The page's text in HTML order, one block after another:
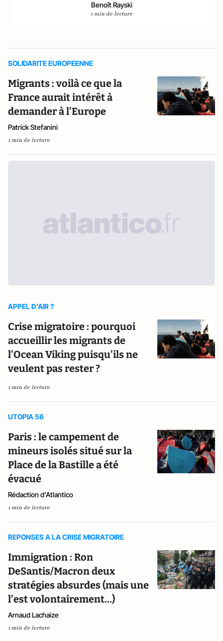
Benoît Rayski
1 min de lecture
SOLIDARITE EUROPEENNE
Migrants : voilà ce que la
France aurait intérêt à
demander à l’Europe
Patrick Stefanini
1 min de lecture
APPEL D'AIR ?
Crise migratoire : pourquoi
accueillir les migrants de
l’Ocean Viking puisqu’ils ne
veulent pas rester ?
1 min de lecture
UTOPIA 56
Paris : le campement de
mineurs isolés situé sur la
Place de la Bastille a été
évacué
Rédaction d'Atlantico
1 min de lecture
REPONSES A LA CRISE MIGRATOIRE
Immigration : Ron
DeSantis/Macron deux
stratégies absurdes (mais une
l’est volontairement…)
Arnaud Lachaize
1 min de lecture